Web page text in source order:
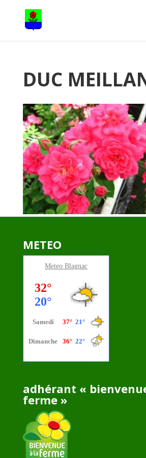
DUC
METEO
Meteo Blagnac
adhérant «
ferme »